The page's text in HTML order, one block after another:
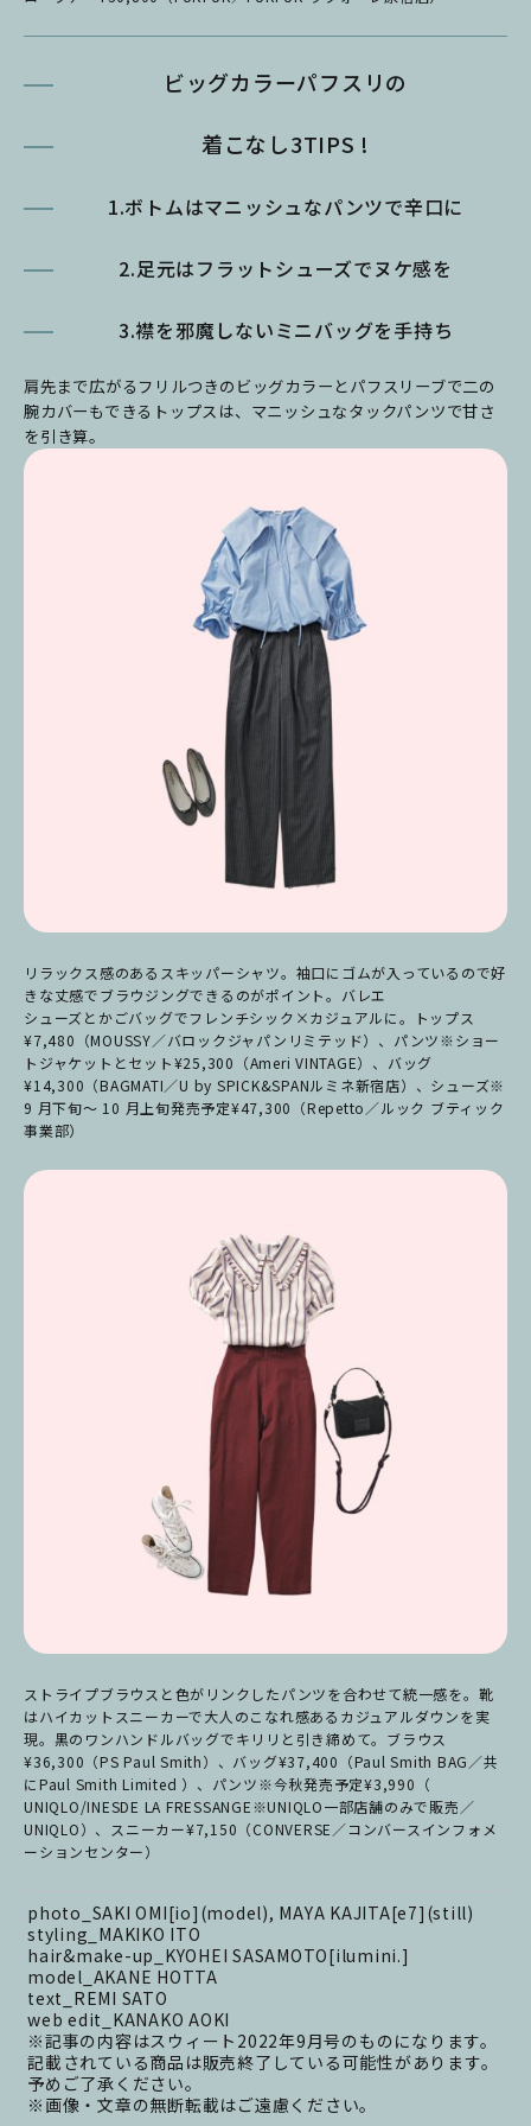
ビッグカラーパフスリの
着こなし3TIPS !
1.ボトムはマニッシュなパンツで辛口に
2.足元はフラットシューズでヌケ感を
3.襟を邪魔しないミニバッグを手持ち
肩先まで広がるフリルつきのビッグカラーとパフスリーブで二の
腕カバーもできるトップスは、マニッシュなタックパンツで甘さ
を引き算。
リラックス感のあるスキッパーシャツ。袖口にゴムが入っているので好
きな丈感でブラウジングできるのがポイント。バレエ
シューズとかごバッグでフレンチシック×カジュアルに。トップス
¥7,480（MOUSSY／バロックジャパンリミテッド）、パンツ※ショー
トジャケットとセット¥25,300（Ameri VINTAGE）、バッグ
¥14,300（BAGMATI／U by SPICK&SPANルミネ新宿店）、シューズ※
9 月下旬～ 10 月上旬発売予定¥47,300（Repetto／ルック ブティック
事業部）
ストライプブラウスと色がリンクしたパンツを合わせて統一感を。靴
はハイカットスニーカーで大人のこなれ感あるカジュアルダウンを実
現。黒のワンハンドルバッグでキリリと引き締めて。ブラウス
¥36,300（PS Paul Smith）、バッグ¥37,400（Paul Smith BAG／共
にPaul Smith Limited ）、パンツ※今秋発売予定¥3,990（
UNIQLO/INESDE LA FRESSANGE※UNIQLO一部店舗のみで販売／
UNIQLO）、スニーカー¥7,150（CONVERSE／コンバースインフォメ
ーションセンター）
photo_SAKI OMI[io](model), MAYA KAJITA[e7](still)
styling_MAKIKO ITO
hair&make-up_KYOHEI SASAMOTO[ilumini.]
model_AKANE HOTTA
text_REMI SATO
web edit_KANAKO AOKI
※記事の内容はスウィート2022年9月号のものになります。
記載されている商品は販売終了している可能性があります。
予めご了承ください。
※画像・文章の無断転載はご遠慮ください。